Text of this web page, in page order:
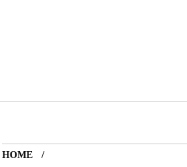
HOME